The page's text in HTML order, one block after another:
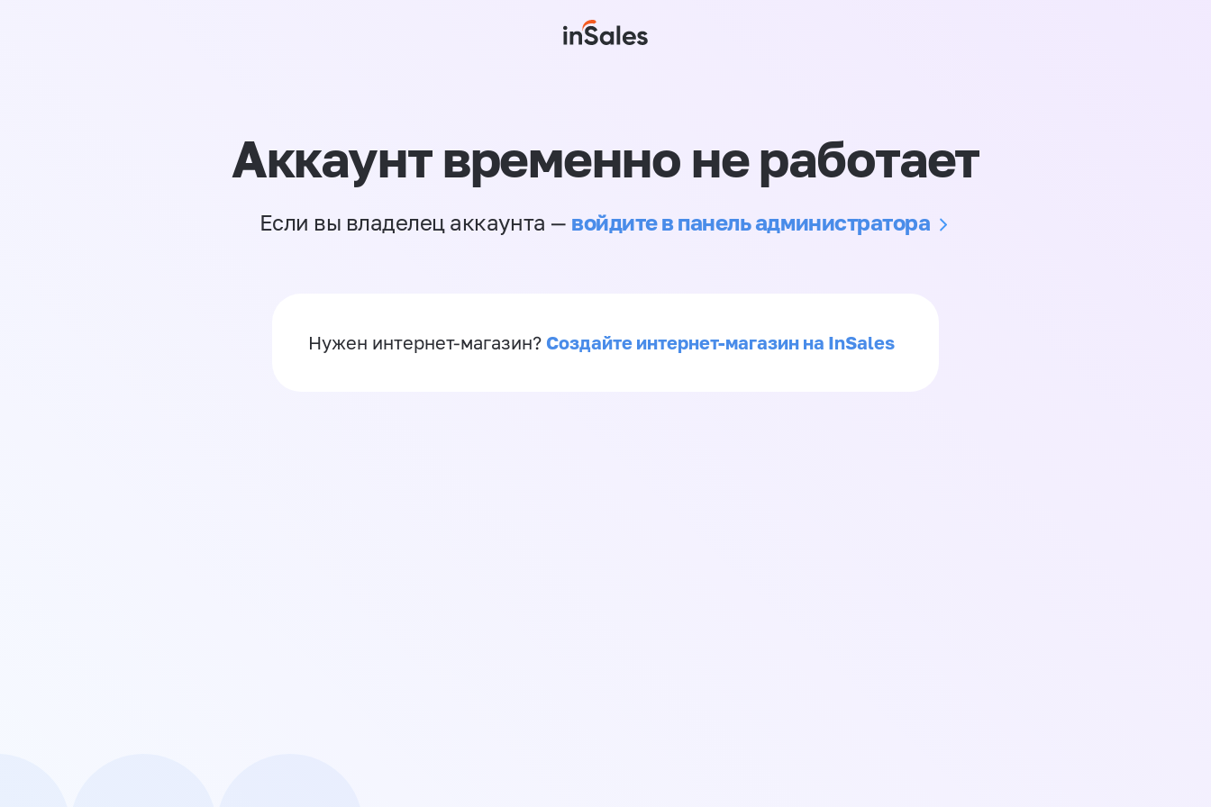
Аккаунт временно не работает
Если вы владелец аккаунта — войдите в панель администратора
Нужен интернет-магазин? Создайте интернет-магазин на InSales